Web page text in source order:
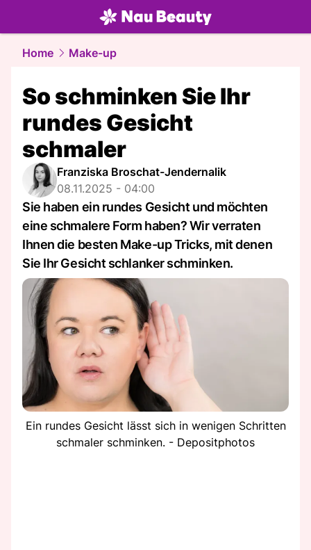
beauty.NAU.ch
Home Make-up
So schminken Sie Ihr
rundes Gesicht
schmaler
Franziska Broschat-Jendernalik
08.11.2025 - 04:00
Sie haben ein rundes Gesicht und möchten
eine schmalere Form haben? Wir verraten
Ihnen die besten Make-up Tricks, mit denen
Sie Ihr Gesicht schlanker schminken.
Ein rundes Gesicht lässt sich in wenigen Schritten
schmaler schminken. - Depositphotos